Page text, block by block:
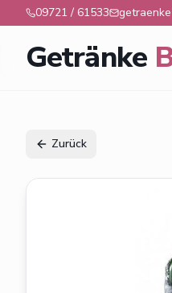
09721 / 61533
Getränke
Zurück